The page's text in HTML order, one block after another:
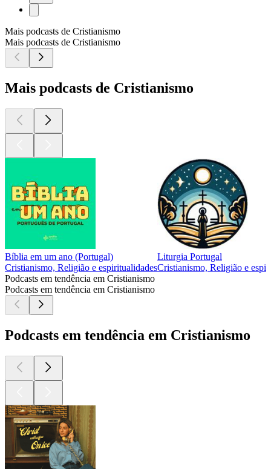
Mais podcasts de Cristianismo
Mais podcasts de Cristianismo
Mais podcasts de Cristianismo
Bíblia em um ano (Portugal)
Cristianismo, Religião e espiritualidades
Liturgia Portugal
Cristianismo, Religião e
Podcasts em tendência em Cristianismo
Podcasts em tendência em Cristianismo
Podcasts em tendência em Cristianismo